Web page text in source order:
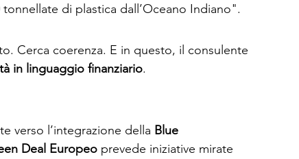
di plastica dall’Oceano Indiano".
Cerca coerenza. E in questo, il consulente
in linguaggio finanziario.
verso l’integrazione della Blue
Deal Europeo prevede iniziative mirate